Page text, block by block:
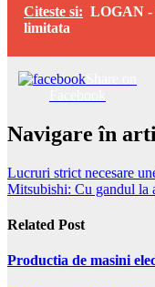
Citeste si: LOGAN -
limitata
Navigare în
Lucruri strict necesare
Mitsubishi: Cu gandul la
Related Post
Productia de masini